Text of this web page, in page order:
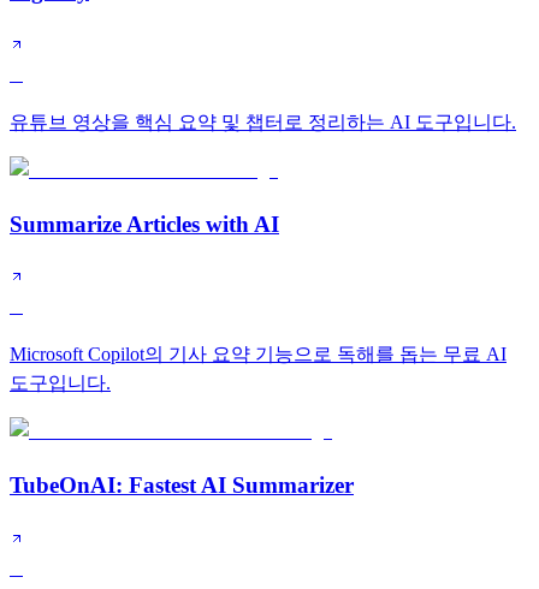
유튜브 영상을 핵심 요약 및 챕터로 정리하는 AI 도구입니다.
Summarize Articles with AI
Microsoft Copilot의 기사 요약 기능으로 독해를 돕는 무료 AI
도구입니다.
TubeOnAI: Fastest AI Summarizer